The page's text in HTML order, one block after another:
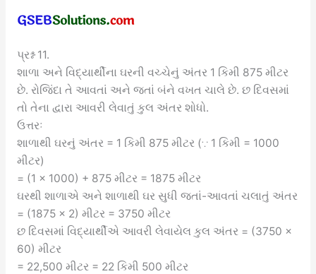
પ્રશ્ન 11.
શાળા અને વિદ્યાર્થીના ઘરની વચ્ચેનું અંતર 1 કિમી 875 મીટર
છે. રોજિંદા તે આવતાં અને જતાં બંને વખત ચાલે છે. છ દિવસમાં
તો તેના દ્વારા આવરી લેવાતું કુલ અંતર શોધો.
ઉત્તરઃ
શાળાથી ઘરનું અંતર = 1 કિમી 875 મીટર (∵ 1 કિમી = 1000
મીટર)
= (1 × 1000) + 875 મીટર = 1875 મીટર
ઘરથી શાળાએ અને શાળાથી ઘર સુધી જતાં-આવતાં ચલાતું અંતર
= (1875 × 2) મીટર = 3750 મીટર
છ દિવસમાં વિદ્યાર્થીએ આવરી લેવાયેલ કુલ અંતર = (3750 ×
60) મીટર
= 22,500 મીટર = 22 કિમી 500 મીટર